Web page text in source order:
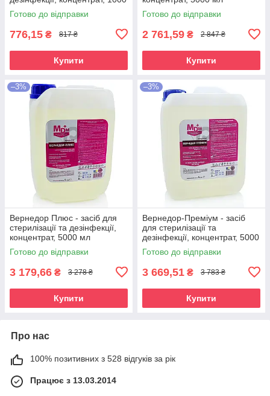
мл
Готово до відправки
776,15 ₴ 817 ₴
Купити
Готово до відправки
2 761,59 ₴ 2 847 ₴
Купити
–3%
Вернедор Плюс - засіб для
стерилізації та дезінфекції,
концентрат, 5000 мл
Готово до відправки
3 179,66 ₴ 3 278 ₴
Купити
–3%
Вернедор-Преміум - засіб
для стерилізації та
дезінфекції, концентрат, 5000
мл
Готово до відправки
3 669,51 ₴ 3 783 ₴
Купити
Про нас
100% позитивних з 528 відгуків за рік
Працює з 13.03.2014